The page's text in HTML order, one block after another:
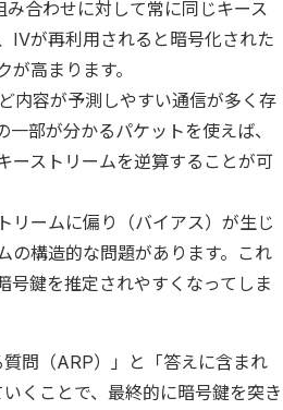
合わせに対して常に同じキース
IVが再利用されると暗号化された
高まります。
内容が予測しやすい通信が多く存
部が分かるパケットを使えば、
ーストリームを逆算することが可
リームに偏り（バイアス）が生じ
の構造的な問題があります。これ
号鍵を推定されやすくなってしま
問（ARP）」と「答えに含まれ
くことで、最終的に暗号鍵を突き